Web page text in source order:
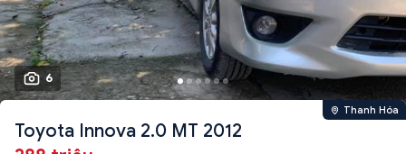
6
Thanh Hóa
Toyota Innova 2.0 MT 2012